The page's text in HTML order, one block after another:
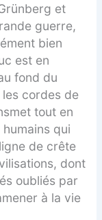
et
guerre,
bien
est en
fond du
cordes de
tout en
qui
de crête
dont
oubliés par
à la vie